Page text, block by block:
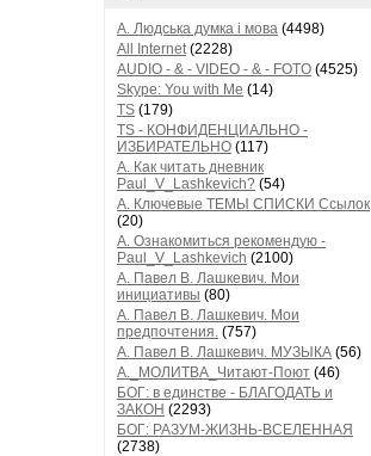
A. Людська думка і мова (4498)
All Internet(2228)
AUDIO - & - VIDEO - & - FOTO (4525)
Skype: You with Me (14)
TS (179)
TS - КОНФИДЕНЦИАЛЬНО -
ИЗБИРАТЕЛЬНО (117)
А. Как читать дневник
Paul_V_Lashkevich? (54)
А. Ключевые ТЕМЫ СПИСКИ Ссылок
(20)
А. Ознакомиться рекомендую -
Paul_V_Lashkevich (2100)
А. Павел В. Лашкевич. Мои
инициативы (80)
А. Павел В. Лашкевич. Мои
предпочтения. (757)
А. Павел В. Лашкевич. МУЗЫКА (56)
А._МОЛИТВА_Читают-Поют (46)
БОГ: в единстве - БЛАГОДАТЬ и
ЗАКОН (2293)
БОГ: РАЗУМ-ЖИЗНЬ-ВСЕЛЕННАЯ
(2738)